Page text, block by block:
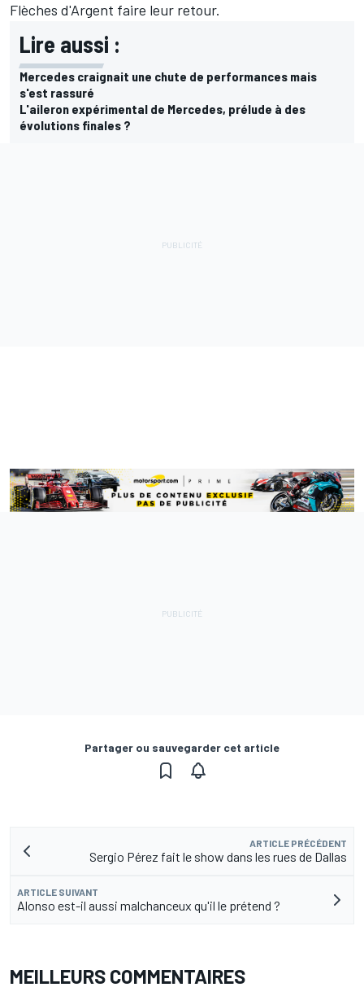
Flèches d'Argent faire leur retour.
Lire aussi :
Mercedes craignait une chute de performances mais
s'est rassuré
L'aileron expérimental de Mercedes, prélude à des
évolutions finales ?
Partager ou sauvegarder cet article
ARTICLE PRÉCÉDENT
Sergio Pérez fait le show dans les rues de Dallas
ARTICLE SUIVANT
Alonso est-il aussi malchanceux qu'il le prétend ?
MEILLEURS COMMENTAIRES